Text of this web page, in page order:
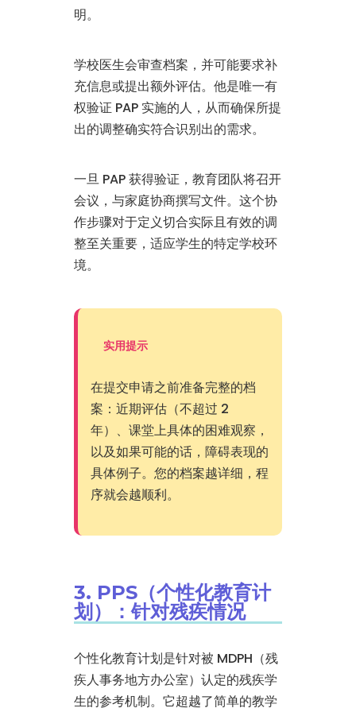
明。
学校医生会审查档案，并可能要求补
充信息或提出额外评估。他是唯一有
权验证 PAP 实施的人，从而确保所提
出的调整确实符合识别出的需求。
一旦 PAP 获得验证，教育团队将召开
会议，与家庭协商撰写文件。这个协
作步骤对于定义切合实际且有效的调
整至关重要，适应学生的特定学校环
境。
实用提示
在提交申请之前准备完整的档
案：近期评估（不超过 2
年）、课堂上具体的困难观察，
以及如果可能的话，障碍表现的
具体例子。您的档案越详细，程
序就会越顺利。
3. PPS（个性化教育计
划）：针对残疾情况
个性化教育计划是针对被 MDPH（残
疾人事务地方办公室）认定的残疾学
生的参考机制。它超越了简单的教学